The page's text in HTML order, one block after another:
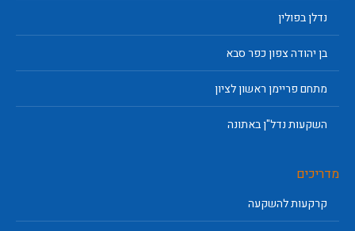
נדלן בפולין
בן יהודה צפון כפר סבא
מתחם פריימן ראשון לציון
השקעות נדל"ן באתונה
מדריכים
קרקעות להשקעה